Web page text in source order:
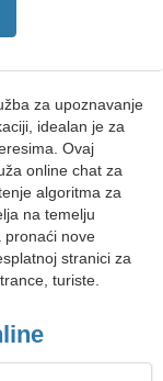
za upoznavanje
idealan je za
Ovaj
online chat za
algoritma za
na temelju
pronaći nove
stranici za
turiste.